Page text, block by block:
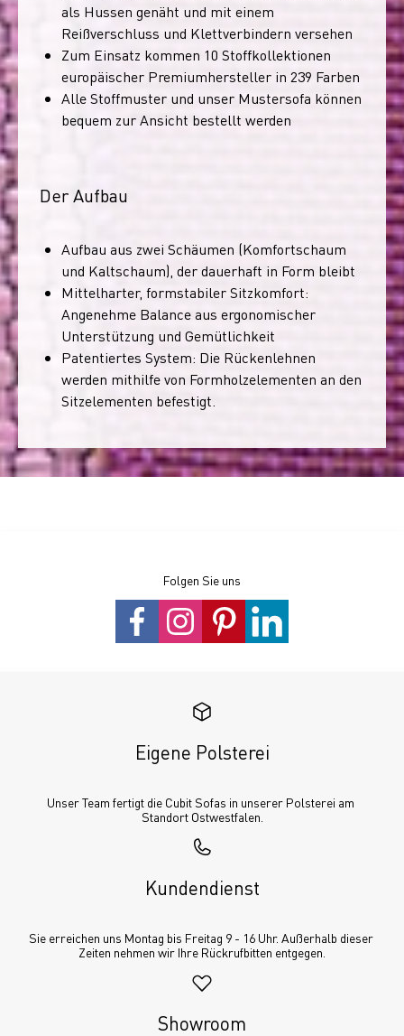
als Hussen genäht und mit einem
Reißverschluss und Klettverbindern versehen
Zum Einsatz kommen 10 Stoffkollektionen
europäischer Premiumhersteller in 239 Farben
Alle Stoffmuster und unser Mustersofa können
bequem zur Ansicht bestellt werden
Der Aufbau
Aufbau aus zwei Schäumen (Komfortschaum
und Kaltschaum), der dauerhaft in Form bleibt
Mittelharter, formstabiler Sitzkomfort:
Angenehme Balance aus ergonomischer
Unterstützung und Gemütlichkeit
Patentiertes System: Die Rückenlehnen
werden mithilfe von Formholzelementen an den
Sitzelementen befestigt.
Folgen Sie uns
Eigene Polsterei
Unser Team fertigt die Cubit Sofas in unserer Polsterei am
Standort Ostwestfalen.
Kundendienst
Sie erreichen uns Montag bis Freitag 9 - 16 Uhr. Außerhalb dieser
Zeiten nehmen wir Ihre Rückrufbitten entgegen.
Showroom